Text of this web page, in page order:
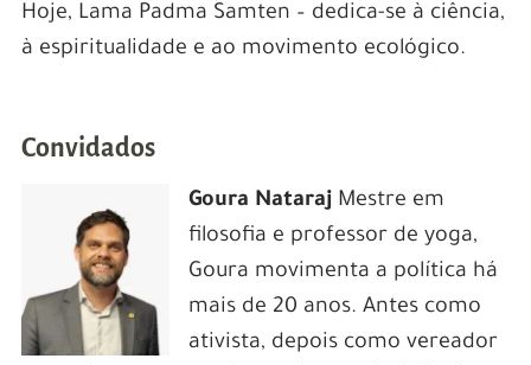
Hoje, Lama Padma Samten – dedica-se à ciência,
à espiritualidade e ao movimento ecológico.
Convidados
Goura Nataraj Mestre em
filosofia e professor de yoga,
Goura movimenta a política há
mais de 20 anos. Antes como
ativista, depois como vereador